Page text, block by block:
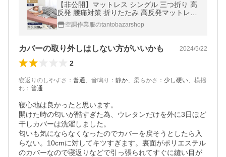
【非公開】マットレス シングル 三つ折り 高
反発 腰痛対策 折りたたみ 高反発マットレス
ベッドマットレス 極厚10cm 硬さ 190N
空調作業服のtantobazarshop
カバーの取り外しはしない方がいいかも 2024/5/22
2
寝返りのしやすさ ： 普通、 音鳴り ： 静か、 柔らかさ ： 少し硬い、 横揺
れ ： 普通
寝心地は良かったと思います。
開けた時の匂いが酷すぎた為、ウレタンだけを外に3日ほど
干しカバーは洗濯しました。
匂いも気にならなくなったのでカバーを戻そうとしたら入
らない。10cmに対してキツすぎます。裏面がポリエステル
のカバーなので寝返りなどで引っ張られてすぐに縫い目が